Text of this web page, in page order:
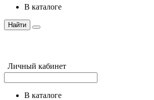
в каталоге
Найти
Личный кабинет
в каталоге